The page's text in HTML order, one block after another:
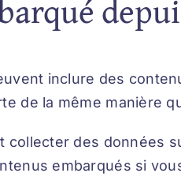
inclure des
de la même manière
collecter des données
embarqués si